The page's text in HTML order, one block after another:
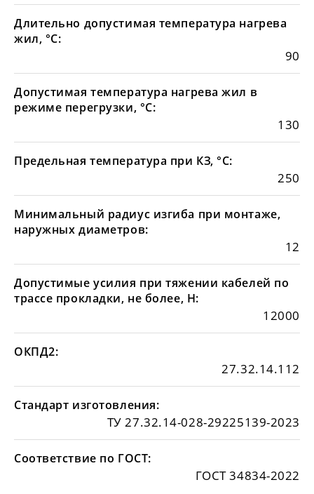
Длительно допустимая температура нагрева
жил, °С:
90
Допустимая температура нагрева жил в
режиме перегрузки, °С:
130
Предельная температура при КЗ, °С:
250
Минимальный радиус изгиба при монтаже,
наружных диаметров:
12
Допустимые усилия при тяжении кабелей по
трассе прокладки, не более, Н:
12000
ОКПД2:
27.32.14.112
Стандарт изготовления:
ТУ 27.32.14-028-29225139-2023
Соответствие по ГОСТ:
ГОСТ 34834-2022